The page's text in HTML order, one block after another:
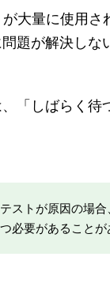
大量に使用さ
題が解決しな
「しばらく待
ストが原因の場
必要があることが